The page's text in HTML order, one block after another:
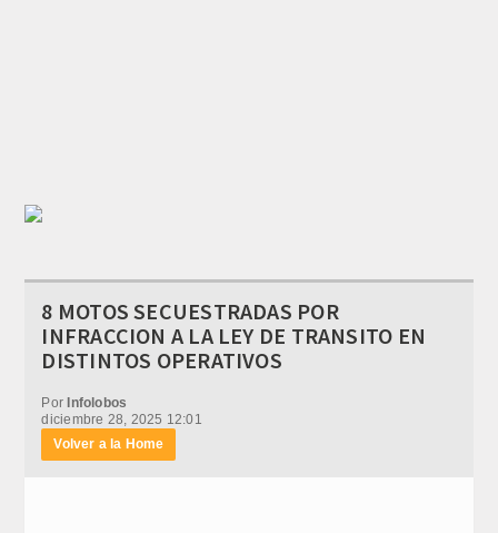
8 MOTOS SECUESTRADAS POR
INFRACCION A LA LEY DE TRANSITO EN
DISTINTOS OPERATIVOS
Por Infolobos
diciembre 28, 2025 12:01
Volver a la Home